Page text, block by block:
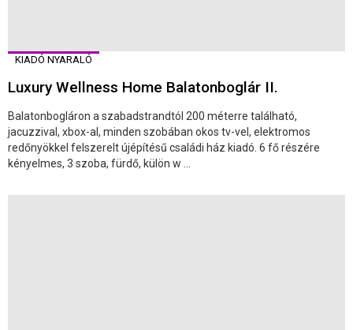
KIADÓ NYARALÓ
Luxury Wellness Home Balatonboglár II.
Balatonbogláron a szabadstrandtól 200 méterre található,
jacuzzival, xbox-al, minden szobában okos tv-vel, elektromos
redőnyökkel felszerelt újépítésű családi ház kiadó. 6 fő részére
kényelmes, 3 szoba, fürdő, külön w ...